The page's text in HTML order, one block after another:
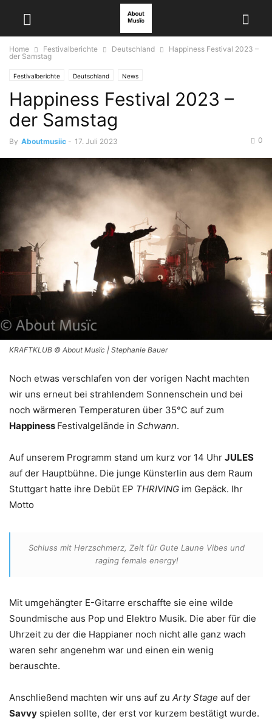
Home Festivalberichte Deutschland
Happiness Festival 2023 –
der Samstag
Festivalberichte Deutschland News
Happiness Festival 2023 –
der Samstag
By Aboutmusiic - 17. Juli 2023 0
KRAFTKLUB © About Musïc | Stephanie Bauer
Noch etwas verschlafen von der vorigen Nacht machten
wir uns erneut bei strahlendem Sonnenschein und bei
noch wärmeren Temperaturen über 35°C auf zum
Happiness Festivalgelände in Schwann.
Auf unserem Programm stand um kurz vor 14 Uhr JULES
auf der Hauptbühne. Die junge Künsterlin aus dem Raum
Stuttgart hatte ihre Debüt EP THRIVING im Gepäck. Ihr
Motto
Schluss mit Herzschmerz, Zeit für Gute Laune Vibes und
raging female energy!
Mit umgehängter E-Gitarre erschaffte sie eine wilde
Soundmische aus Pop und Elektro Musik. Die aber für die
Uhrzeit zu der die Happianer noch nicht alle ganz wach
waren sehr angenehm war und einen ein wenig
berauschte.
Anschließend machten wir uns auf zu Arty Stage auf der
Savvy spielen sollte, der erst vor kurzem bestätigt wurde.